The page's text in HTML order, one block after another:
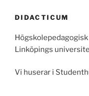
DIDACTICUM
Linköpings
Vi huserar i